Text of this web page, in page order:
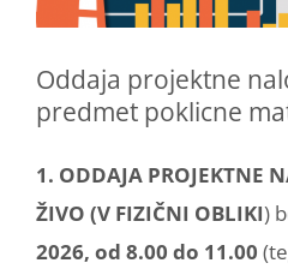
Oddaja projektne
predmet poklicne
1. ODDAJA PROJEKTNE
ŽIVO (V FIZIČNI OBLIKI)
2026, od 8.00 do 11.00